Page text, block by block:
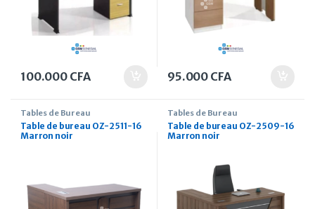
100.000 CFA 95.000 CFA
Tables de Bureau
Table de bureau OZ-2511-16
Marron noir
Tables de Bureau
Table de bureau OZ-2509-16
Marron noir